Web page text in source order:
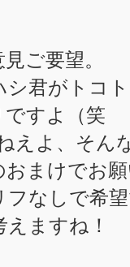
ご要望。
シ君がトコ
ですよ（笑
えよ、そん
まけでお
なしで希
ますね！